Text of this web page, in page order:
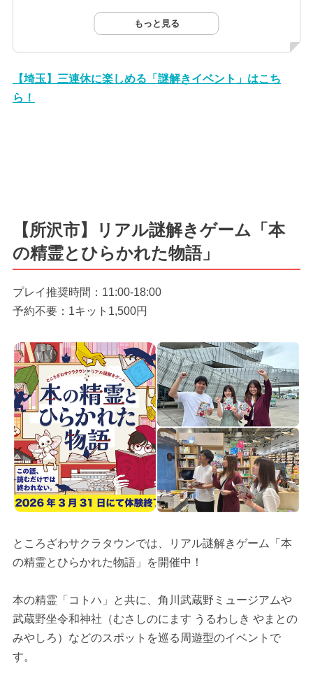
もっと見る
【埼玉】三連休に楽しめる「謎解きイベント」はこち
ら！
【所沢市】リアル謎解きゲーム「本
の精霊とひらかれた物語」
プレイ推奨時間：11:00-18:00
予約不要：1キット1,500円
ところざわサクラタウンでは、リアル謎解きゲーム「本
の精霊とひらかれた物語」を開催中！
本の精霊「コトハ」と共に、角川武蔵野ミュージアムや
武蔵野坐令和神社（むさしのにます うるわしき やまとの
みやしろ）などのスポットを巡る周遊型のイベントで
す。